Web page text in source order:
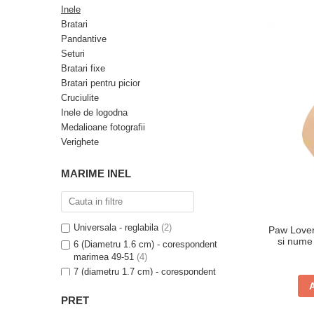
Bijuterii pentru barbati
Bijuterii din argint placate cu aur
Inele
Bratari
Pandantive
Seturi
Bratari fixe
Bratari pentru picior
Cruciulite
Inele de logodna
Medalioane fotografii
Verighete
MARIME INEL
Universala - reglabila (2)
6 (Diametru 1.6 cm) - corespondent
marimea 49-51 (4)
7 (diametru 1.7 cm) - corespondent
8 (Diametru 1.8 cm) - corespondent
PRET
Paw
si